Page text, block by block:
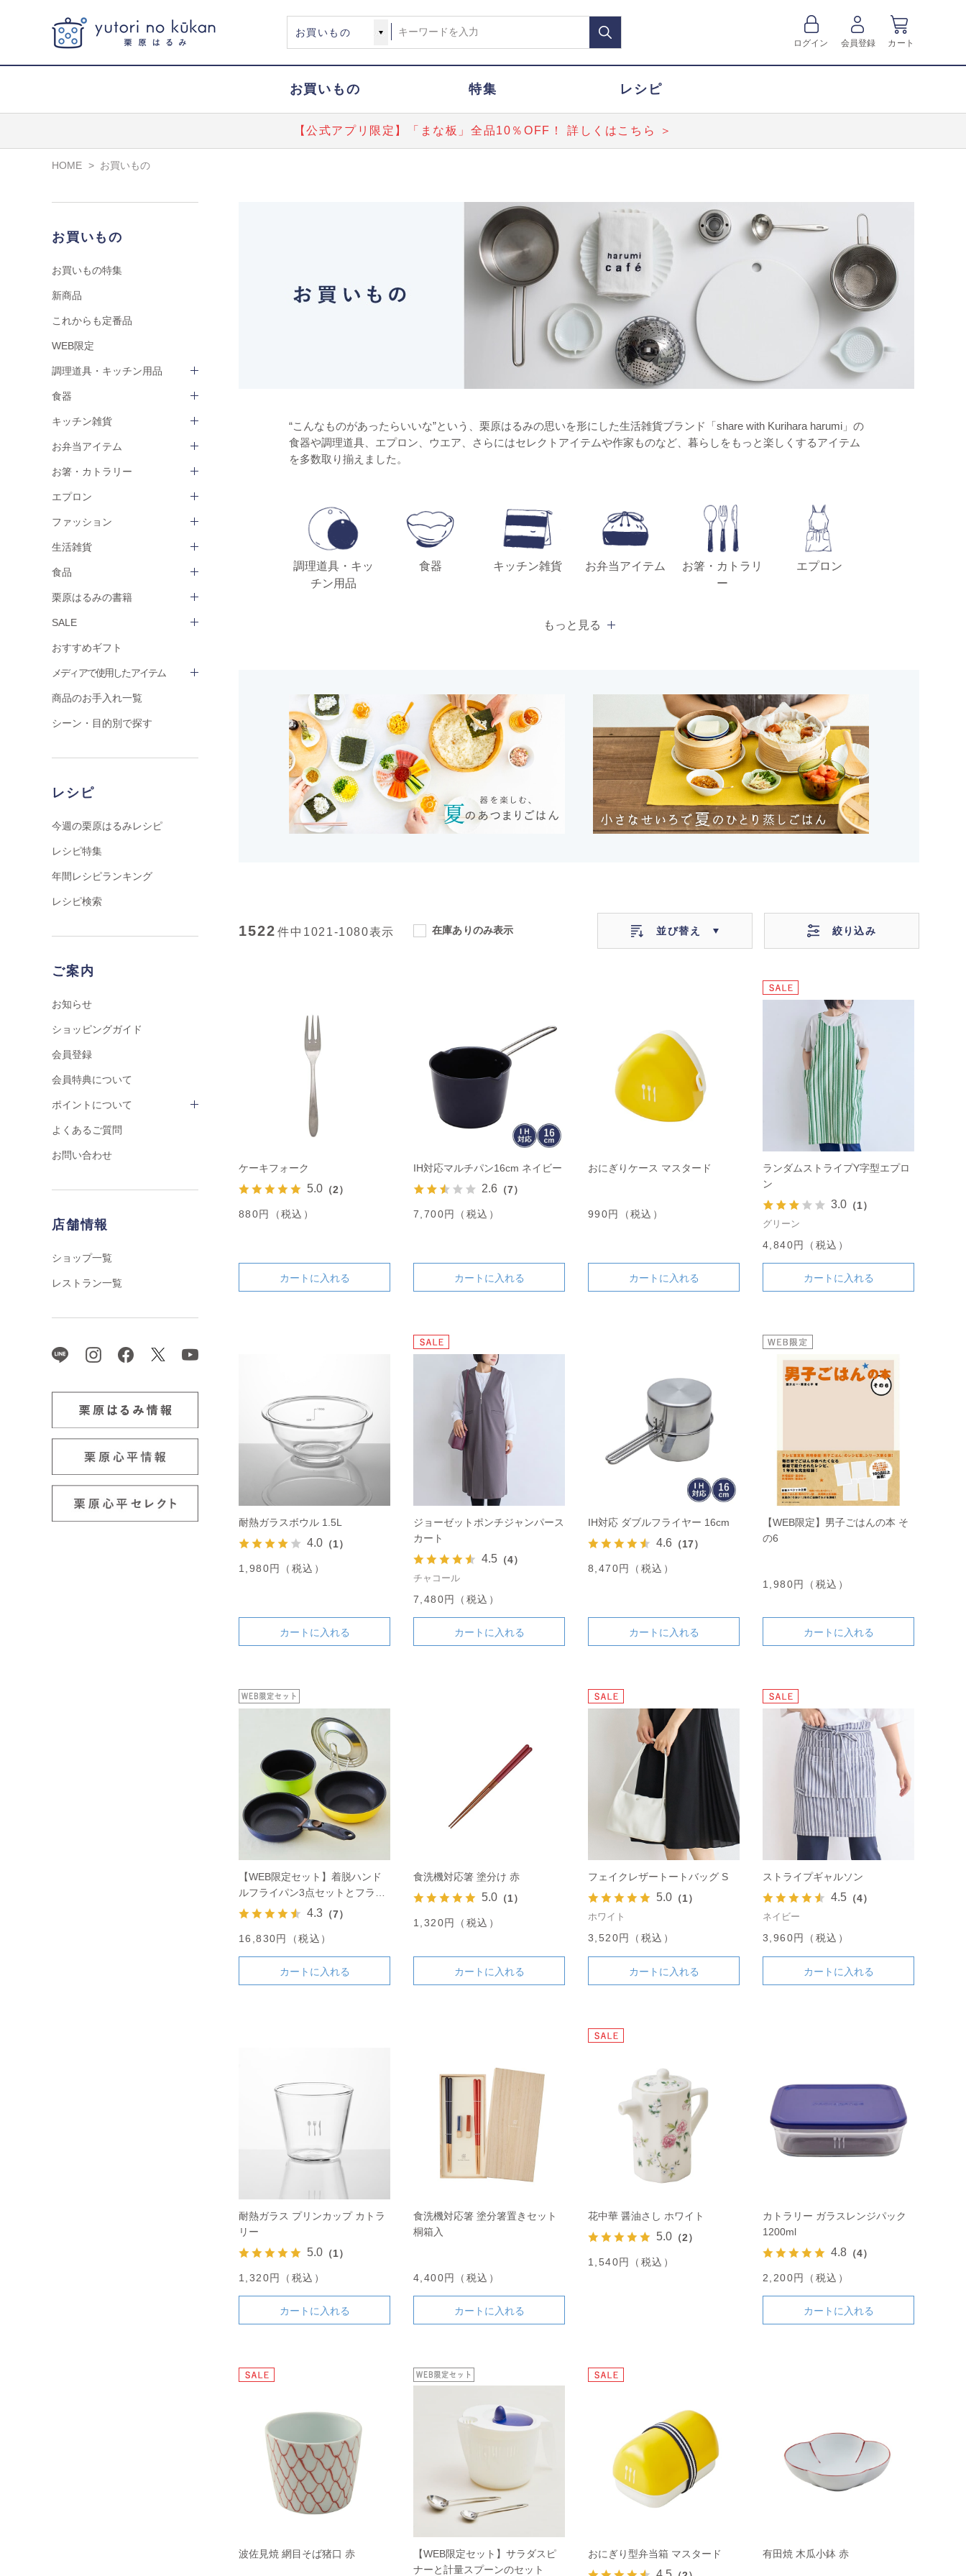
ログイン 会員登録 カート
お買いもの 特集 レシピ
【公式アプリ限定】「まな板」全品10％OFF！ 詳しくはこちら ＞
HOME > お買いもの
お買いもの
お買いもの特集
新商品
これからも定番品
WEB限定
調理道具・キッチン用品
食器
キッチン雑貨
お弁当アイテム
お箸・カトラリー
エプロン
ファッション
生活雑貨
食品
栗原はるみの書籍
SALE
おすすめギフト
メディアで使用したアイテム
商品のお手入れ一覧
シーン・目的別で探す
レシピ
今週の栗原はるみレシピ
レシピ特集
年間レシピランキング
レシピ検索
ご案内
お知らせ
ショッピングガイド
会員登録
会員特典について
ポイントについて
よくあるご質問
お問い合わせ
店舗情報
ショップ一覧
レストラン一覧
“こんなものがあったらいいな”という、栗原はるみの思いを形にした生活雑貨ブランド「share with Kurihara harumi」の
食器や調理道具、エプロン、ウエア、さらにはセレクトアイテムや作家ものなど、暮らしをもっと楽しくするアイテム
を多数取り揃えました。
調理道具・キッ
チン用品
食器 キッチン雑貨 お弁当アイテム
お箸・カトラリ
ー
エプロン
1522 件中 1021-1080表示 在庫ありのみ表示 並び替え 絞り込み
ケーキフォーク
5.0 （2）
880円（税込）
カートに入れる
IH対応マルチパン16cm ネイビー
2.6 （7）
7,700円（税込）
カートに入れる
おにぎりケース マスタード
990円（税込）
カートに入れる
ランダムストライプY字型エプロ
ン
3.0 （1）
グリーン
4,840円（税込）
カートに入れる
耐熱ガラスボウル 1.5L
4.0 （1）
1,980円（税込）
カートに入れる
ジョーゼットポンチジャンパース
カート
4.5 （4）
チャコール
7,480円（税込）
カートに入れる
IH対応 ダブルフライヤー 16cm
4.6 （17）
8,470円（税込）
カートに入れる
【WEB限定】男子ごはんの本 そ
の6
1,980円（税込）
カートに入れる
【WEB限定セット】着脱ハンド
ルフライパン3点セットとフライ
パンカバーのセット
4.3 （7）
16,830円（税込）
カートに入れる
食洗機対応箸 塗分け 赤
5.0 （1）
1,320円（税込）
カートに入れる
フェイクレザートートバッグ S
5.0 （1）
ホワイト
3,520円（税込）
カートに入れる
ストライプギャルソン
4.5 （4）
ネイビー
3,960円（税込）
カートに入れる
耐熱ガラス プリンカップ カトラ
リー
5.0 （1）
1,320円（税込）
カートに入れる
食洗機対応箸 塗分箸置きセット
桐箱入
4,400円（税込）
カートに入れる
花中華 醤油さし ホワイト
5.0 （2）
1,540円（税込）
カトラリー ガラスレンジパック
1200ml
4.8 （4）
2,200円（税込）
カートに入れる
波佐見焼 網目そば猪口 赤
【WEB限定セット】サラダスピ
ナーと計量スプーンのセット
おにぎり型弁当箱 マスタード 有田焼 木瓜小鉢 赤